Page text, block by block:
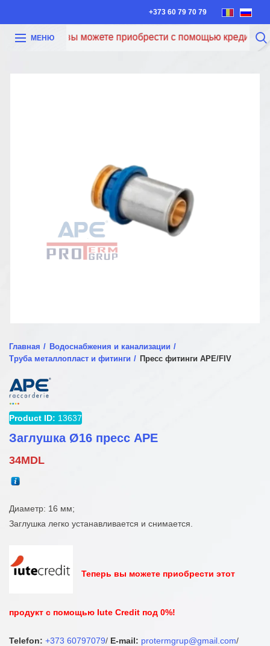
+373 60 79 70 79
МЕНЮ
Теперь вы можете приобрести с помощью кредита
Главная
Водоснабжения и канализации
Труба металлопласт и фитинги
Пресс фитинги APE/FIV
Product ID: 13637
Заглушка Ø16 пресс APE
34MDL
Диаметр: 16 мм;
Заглушка легко устанавливается и снимается.
Теперь вы можете приобрести этот
продукт с помощью Iute Credit под 0%!
Telefon: +373 60797079/ E-mail: protermgrup@gmail.com/